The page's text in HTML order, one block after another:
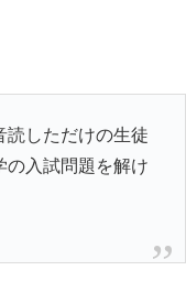
読しただけの生徒
の入試問題を解け